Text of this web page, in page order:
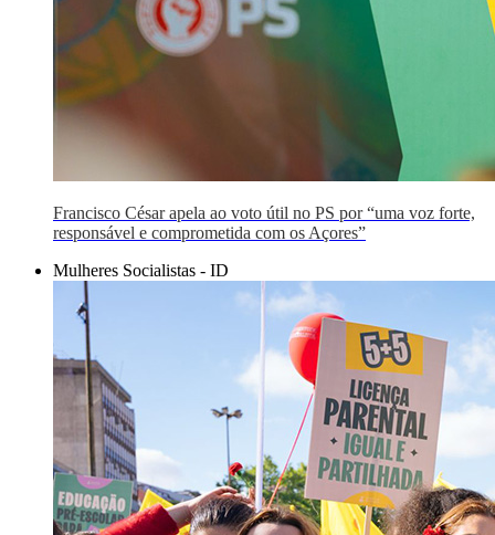
Francisco César apela ao voto útil no PS por “uma voz forte,
responsável e comprometida com os Açores”
Mulheres Socialistas - ID